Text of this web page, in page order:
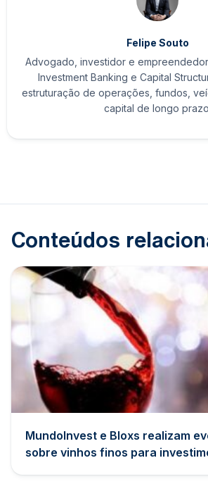
Felipe Souto
Advogado, investidor e
Investment Banking e Capital
estruturação de operações, fundos,
capital de longo
Conteúdos
MundoInvest e Bloxs realizam
sobre vinhos finos para